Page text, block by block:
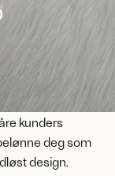
kunders
deg som
design.